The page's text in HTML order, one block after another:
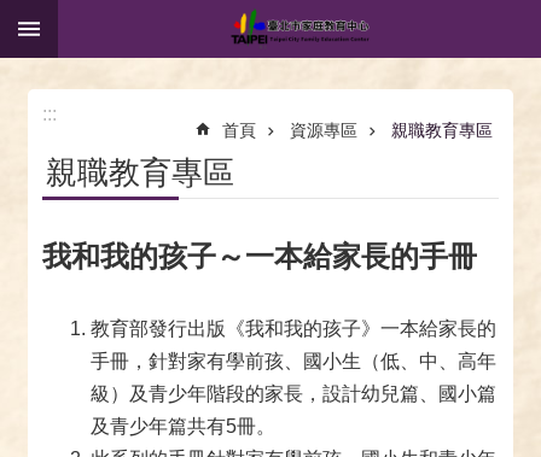
跳到主要內容區塊
:::
首頁 資源專區 親職教育專區
親職教育專區
我和我的孩子～一本給家長的手冊
教育部發行出版《我和我的孩子》一本給家長的
手冊，針對家有學前孩、國小生（低、中、高年
級）及青少年階段的家長，設計幼兒篇、國小篇
及青少年篇共有5冊。